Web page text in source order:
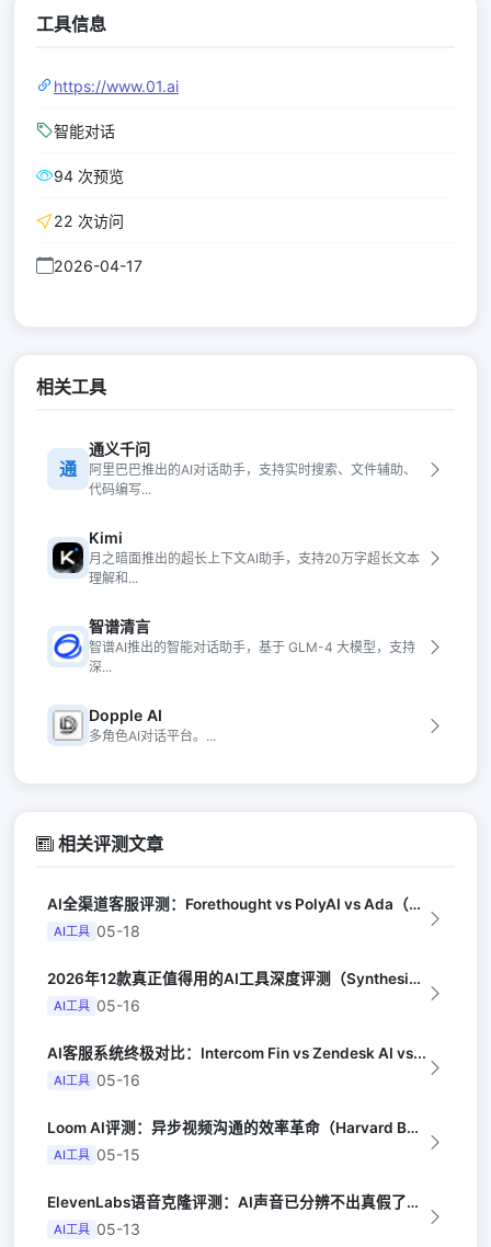
工具信息
https://www.01.ai
智能对话
94 次预览
22 次访问
2026-04-17
相关工具
通
通义千问
阿里巴巴推出的AI对话助手，支持实时搜索、文件辅助、
代码编写...
Kimi
月之暗面推出的超长上下文AI助手，支持20万字超长文本
理解和...
智谱清言
智谱AI推出的智能对话助手，基于 GLM-4 大模型，支持
深...
Dopple AI
多角色AI对话平台。...
相关评测文章
AI全渠道客服评测：Forethought vs PolyAI vs Ada（G...
AI工具 05-18
2026年12款真正值得用的AI工具深度评测（Synthesia评选）
AI工具 05-16
AI客服系统终极对比：Intercom Fin vs Zendesk AI vs...
AI工具 05-16
Loom AI评测：异步视频沟通的效率革命（Harvard Business R...
AI工具 05-15
ElevenLabs语音克隆评测：AI声音已分辨不出真假了（Ars Techni...
AI工具 05-13